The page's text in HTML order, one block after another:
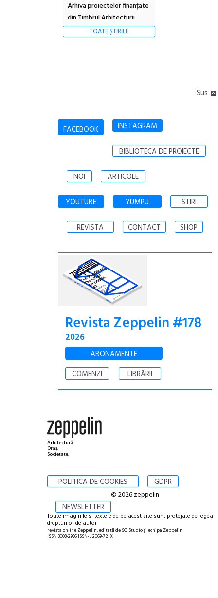
Arhiva proiectelor finanțate
din Timbrul Arhitecturii
TOATE ȘTIRILE
Sus
FACEBOOK INSTAGRAM
BIBLIOTECA DE PROIECTE
NOI ARTICOLE
YOUTUBE YUMPU STIRI
REVISTA CONTACT SHOP
Revista Zeppelin #178
2026
ABONAMENTE
COMENZI
LIBRĂRII
Arhitectură.
Oraș.
Societate.
POLITICA DE COOKIES GDPR
NEWSLETTER
© 2026 zeppelin
Toate imaginile si textele de pe acest site sunt protejate de legea
drepturilor de autor
revista online Zeppelin, editată de SG Studio și echipa Zeppelin
ISSN 3008-2986 ISSN-L 2069-721X